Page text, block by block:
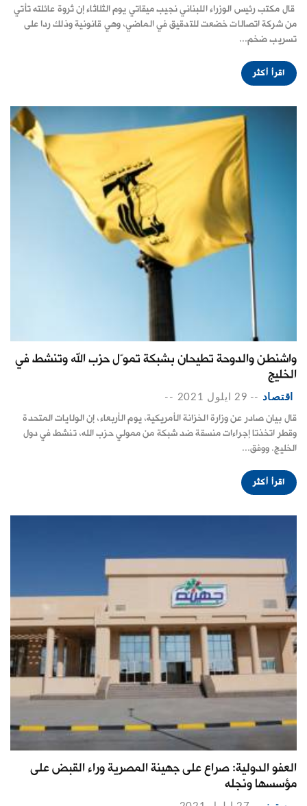
قال مكتب رئيس الوزراء اللبناني نجيب ميقاتي يوم الثلاثاء إن ثروة عائلته تأتي
من شركة اتصالات خضعت للتدقيق في الماضي، وهي قانونية وذلك ردا على
تسريب ضخم...
اقرأ أكثر
واشنطن والدوحة تطيحان بشبكة تموّل حزب الله وتنشط في
الخليج
اقتصاد -- 29 ايلول 2021 --
قال بيان صادر عن وزارة الخزانة الأمريكية، يوم الأربعاء، إن الولايات المتحدة
وقطر اتخذتا إجراءات منسقة ضد شبكة من ممولي حزب الله، تنشط في دول
الخليج. ووفق...
اقرأ أكثر
العفو الدولية: صراع على جهينة المصرية وراء القبض على
مؤسسها ونجله